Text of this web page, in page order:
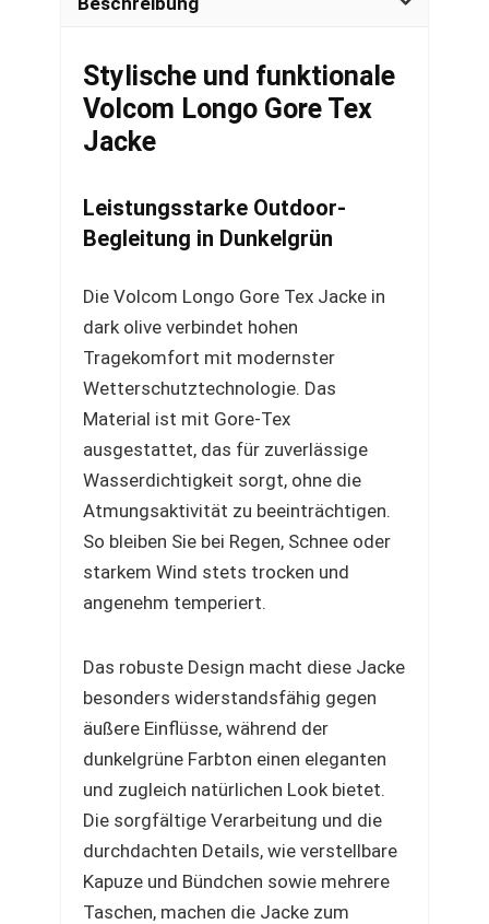
Stylische und funktionale
Volcom Longo Gore Tex
Jacke
Leistungsstarke Outdoor-
Begleitung in Dunkelgrün
Die Volcom Longo Gore Tex Jacke in
dark olive verbindet hohen
Tragekomfort mit modernster
Wetterschutztechnologie. Das
Material ist mit Gore-Tex
ausgestattet, das für zuverlässige
Wasserdichtigkeit sorgt, ohne die
Atmungsaktivität zu beeinträchtigen.
So bleiben Sie bei Regen, Schnee oder
starkem Wind stets trocken und
angenehm temperiert.
Das robuste Design macht diese Jacke
besonders widerstandsfähig gegen
äußere Einflüsse, während der
dunkelgrüne Farbton einen eleganten
und zugleich natürlichen Look bietet.
Die sorgfältige Verarbeitung und die
durchdachten Details, wie verstellbare
Kapuze und Bündchen sowie mehrere
Taschen, machen die Jacke zum